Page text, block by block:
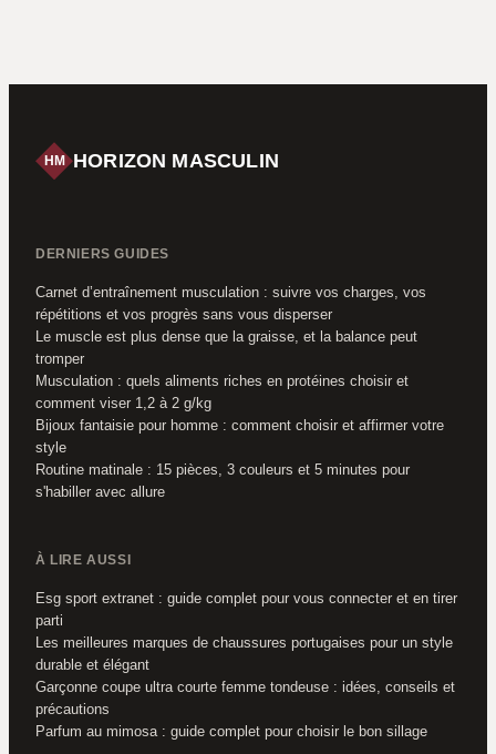
HM HORIZON MASCULIN
DERNIERS GUIDES
Carnet d’entraînement musculation : suivre vos charges, vos
répétitions et vos progrès sans vous disperser
Le muscle est plus dense que la graisse, et la balance peut
tromper
Musculation : quels aliments riches en protéines choisir et
comment viser 1,2 à 2 g/kg
Bijoux fantaisie pour homme : comment choisir et affirmer votre
style
Routine matinale : 15 pièces, 3 couleurs et 5 minutes pour
s'habiller avec allure
À LIRE AUSSI
Esg sport extranet : guide complet pour vous connecter et en tirer
parti
Les meilleures marques de chaussures portugaises pour un style
durable et élégant
Garçonne coupe ultra courte femme tondeuse : idées, conseils et
précautions
Parfum au mimosa : guide complet pour choisir le bon sillage